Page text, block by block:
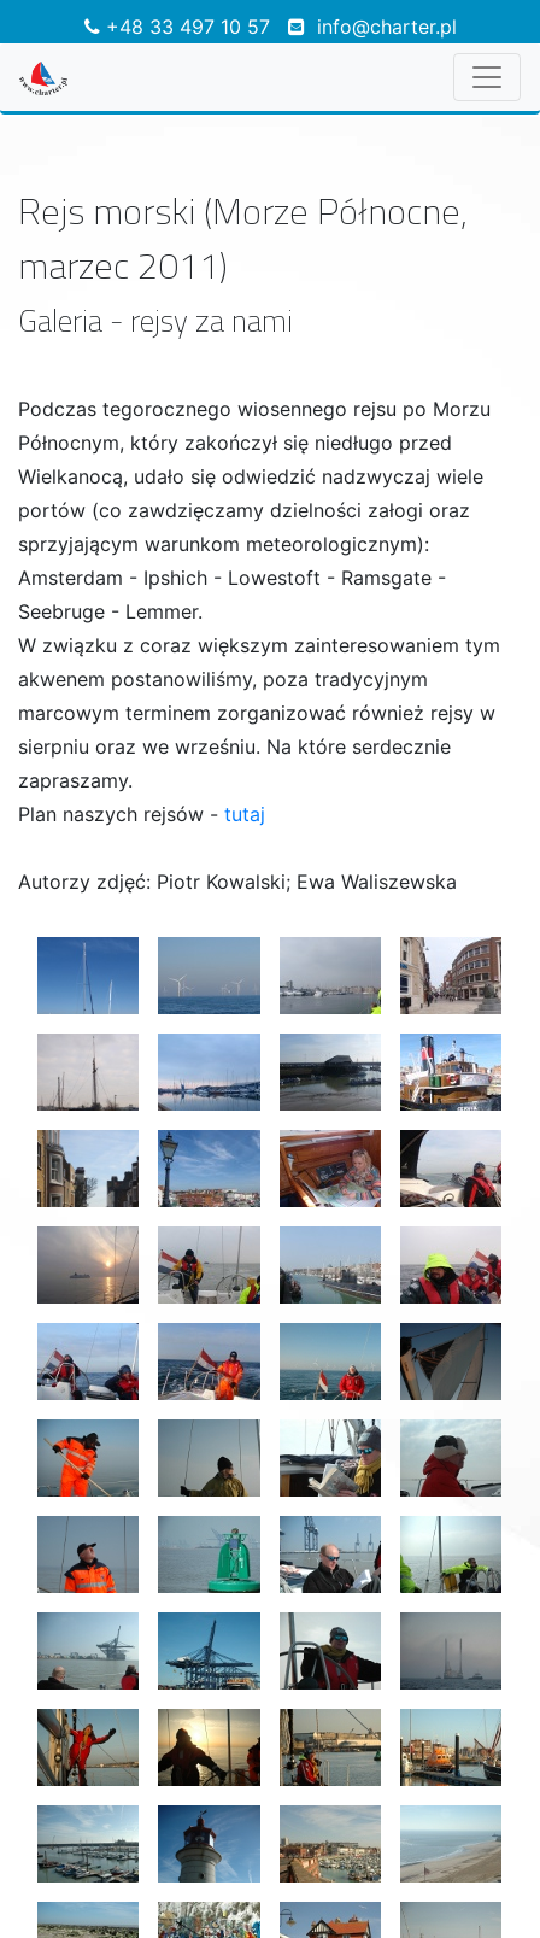
+48 33 497 10 57 info@charter.pl
Rejs morski (Morze Północne,
marzec 2011)
Galeria - rejsy za nami
Podczas tegorocznego wiosennego rejsu po Morzu
Północnym, który zakończył się niedługo przed
Wielkanocą, udało się odwiedzić nadzwyczaj wiele
portów (co zawdzięczamy dzielności załogi oraz
sprzyjającym warunkom meteorologicznym):
Amsterdam - Ipshich - Lowestoft - Ramsgate -
Seebruge - Lemmer.
W związku z coraz większym zainteresowaniem tym
akwenem postanowiliśmy, poza tradycyjnym
marcowym terminem zorganizować również rejsy w
sierpniu oraz we wrześniu. Na które serdecznie
zapraszamy.
Plan naszych rejsów - tutaj
Autorzy zdjęć: Piotr Kowalski; Ewa Waliszewska